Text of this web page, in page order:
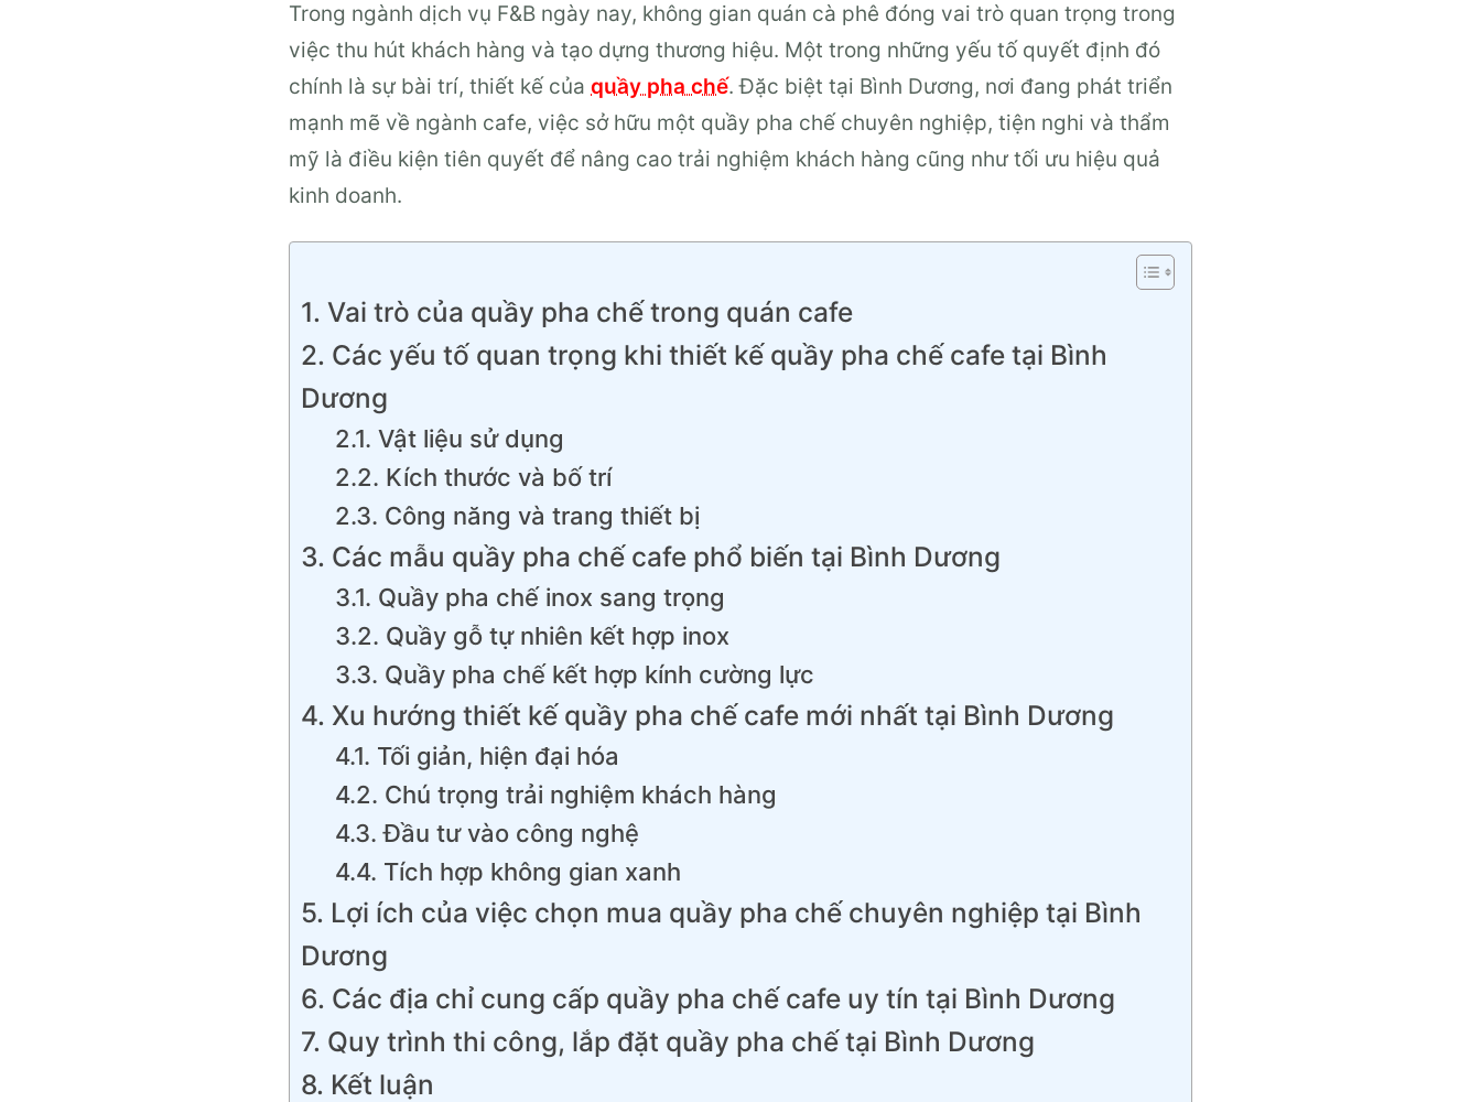
Trong ngành dịch vụ F&B ngày nay, không gian quán cà phê đóng vai trò quan trọng trong
việc thu hút khách hàng và tạo dựng thương hiệu. Một trong những yếu tố quyết định đó
chính là sự bài trí, thiết kế của quầy pha chế. Đặc biệt tại Bình Dương, nơi đang phát triển
mạnh mẽ về ngành cafe, việc sở hữu một quầy pha chế chuyên nghiệp, tiện nghi và thẩm
mỹ là điều kiện tiên quyết để nâng cao trải nghiệm khách hàng cũng như tối ưu hiệu quả
kinh doanh.
1. Vai trò của quầy pha chế trong quán cafe
2. Các yếu tố quan trọng khi thiết kế quầy pha chế cafe tại Bình
Dương
2.1. Vật liệu sử dụng
2.2. Kích thước và bố trí
2.3. Công năng và trang thiết bị
3. Các mẫu quầy pha chế cafe phổ biến tại Bình Dương
3.1. Quầy pha chế inox sang trọng
3.2. Quầy gỗ tự nhiên kết hợp inox
3.3. Quầy pha chế kết hợp kính cường lực
4. Xu hướng thiết kế quầy pha chế cafe mới nhất tại Bình Dương
4.1. Tối giản, hiện đại hóa
4.2. Chú trọng trải nghiệm khách hàng
4.3. Đầu tư vào công nghệ
4.4. Tích hợp không gian xanh
5. Lợi ích của việc chọn mua quầy pha chế chuyên nghiệp tại Bình
Dương
6. Các địa chỉ cung cấp quầy pha chế cafe uy tín tại Bình Dương
7. Quy trình thi công, lắp đặt quầy pha chế tại Bình Dương
8. Kết luận